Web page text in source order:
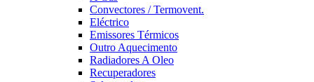
Convectores / Termovent.
Eléctrico
Emissores Térmicos
Outro Aquecimento
Radiadores A Oleo
Recuperadores